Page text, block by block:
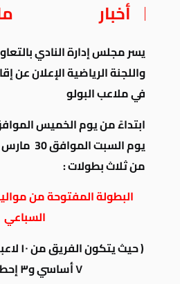
أخبار
يسر مجلس إدارة النادي
واللجنة الرياضية الإعلان عن
في ملاعب البولو
من ثلاث بطولات :
السباعي
( حيث
٧ أساسي و٣ إحطياطي)